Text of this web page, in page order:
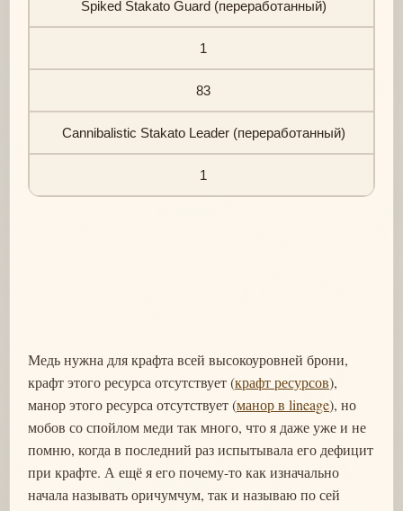
Spiked Stakato Guard (переработанный)
1
83
Cannibalistic Stakato Leader (переработанный)
1
Медь нужна для крафта всей высокоуровней брони,
крафт этого ресурса отсутствует (крафт ресурсов),
манор этого ресурса отсутствует (манор в lineage), но
мобов со спойлом меди так много, что я даже уже и не
помню, когда в последний раз испытывала его дефицит
при крафте. А ещё я его почему-то как изначально
начала называть оричумчум, так и называю по сей